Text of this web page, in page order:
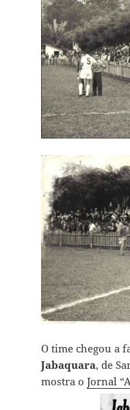
O time chegou a
Jabaquara, de
mostra o Jornal